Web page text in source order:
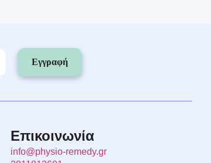
Εγγραφή
Επικοινωνία
info@physio-remedy.gr